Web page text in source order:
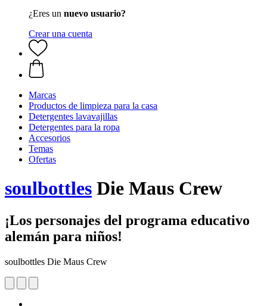
¿Eres un nuevo usuario?
Crear una cuenta
Marcas
Productos de limpieza para la casa
Detergentes lavavajillas
Detergentes para la ropa
Accesorios
Temas
Ofertas
soulbottles Die Maus Crew
¡Los personajes del programa educativo
alemán para niños!
soulbottles Die Maus Crew